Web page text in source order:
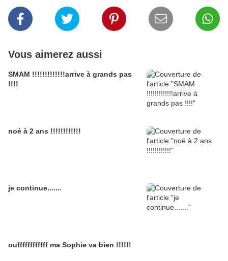
Vous aimerez aussi
SMAM !!!!!!!!!!!!!arrive à grands pas
!!!!
noé à 2 ans !!!!!!!!!!!!
je continue.......
ouffffffffffff ma Sophie va bien !!!!!!